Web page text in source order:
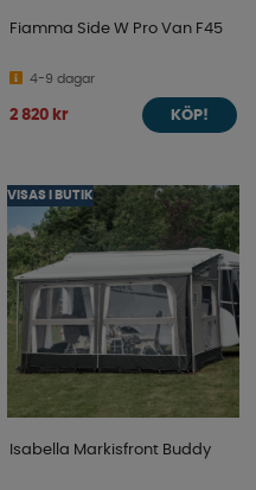
Fiamma Side W Pro Van F45
4-9 dagar
2 820 kr KÖP!
VISAS I BUTIK
Isabella Markisfront Buddy